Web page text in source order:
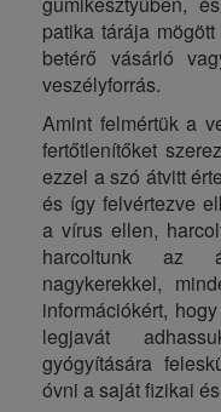
patika tárája
betérő vásárló
veszélyforrás.
Amint felmértük a
fertőtlenítőket
ezzel a szó átvitt
és így felvértezve
a vírus ellen,
harcoltunk az
nagykerekkel,
információkért,
legjavát
gyógyítására
óvni a saját fizikai